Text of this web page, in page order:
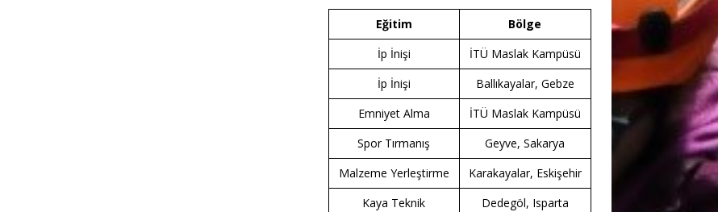
Eğitim
Bölge
İp İnişi
İTÜ Maslak Kampüsü
İp İnişi
Ballıkayalar, Gebze
Emniyet Alma
İTÜ Maslak Kampüsü
Spor Tırmanış
Geyve, Sakarya
Malzeme Yerleştirme
Karakayalar, Eskişehir
Kaya Teknik
Dedegöl, Isparta